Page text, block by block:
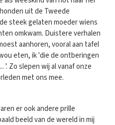
uit de Tweede
steek gelaten moeder wiens
omkwam. Duistere verhalen
aanhoren, vooral aan tafel
eten, ik 'die de ontberingen
'. Zo slepen wij al vanaf onze
met ons mee.
er ook andere prille
beeld van de wereld in mij